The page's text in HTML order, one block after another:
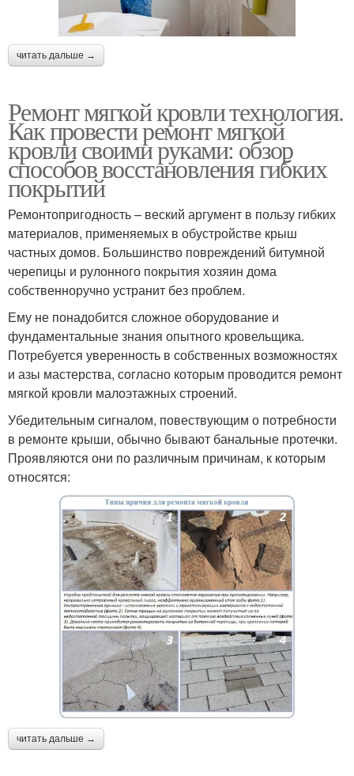
читать дальше →
Ремонт мягкой кровли технология.
Как провести ремонт мягкой
кровли своими руками: обзор
способов восстановления гибких
покрытий
Ремонтопригодность – веский аргумент в пользу гибких
материалов, применяемых в обустройстве крыш
частных домов. Большинство повреждений битумной
черепицы и рулонного покрытия хозяин дома
собственноручно устранит без проблем.
Ему не понадобится сложное оборудование и
фундаментальные знания опытного кровельщика.
Потребуется уверенность в собственных возможностях
и азы мастерства, согласно которым проводится ремонт
мягкой кровли малоэтажных строений.
Убедительным сигналом, повествующим о потребности
в ремонте крыши, обычно бывают банальные протечки.
Проявляются они по различным причинам, к которым
относятся:
читать дальше →